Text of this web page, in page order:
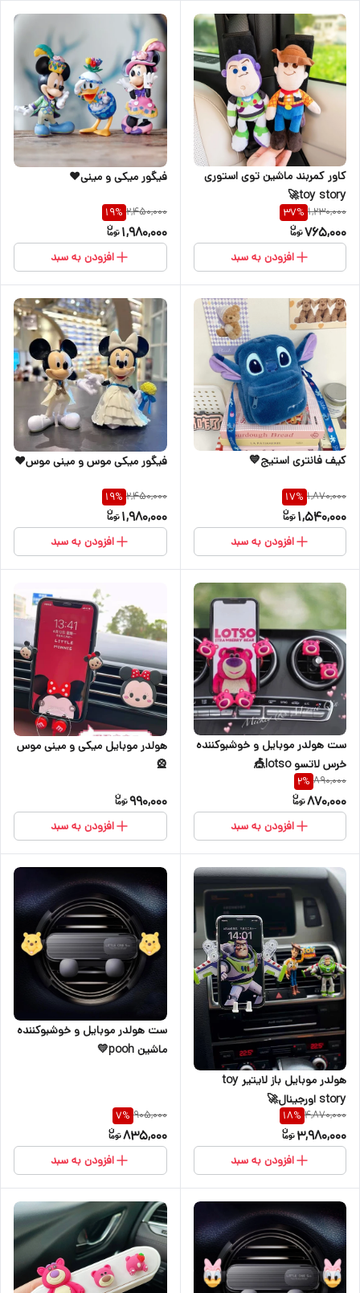
کاور کمربند ماشین توی استوری
toy story🚀
1,230,000
37%
765,000
افزودن به سبد
فیگور میکی و مینی♥️
2,450,000
19%
1,980,000
افزودن به سبد
کیف فانتری استیج💙
1,870,000
17%
1,540,000
افزودن به سبد
فیگور میکی موس و مینی موس♥️
2,450,000
19%
1,980,000
افزودن به سبد
ست هولدر موبایل و خوشبوکننده
خرس لاتسو lotso🎪
890,000
2%
870,000
افزودن به سبد
هولدر موبایل میکی و مینی موس
🎡
990,000
افزودن به سبد
هولدر موبایل باز لایتیر toy
story اورجینال🚀
4,870,000
18%
3,980,000
افزودن به سبد
ست هولدر موبایل و‌ خوشبوکننده
ماشین pooh💛
905,000
7%
835,000
افزودن به سبد